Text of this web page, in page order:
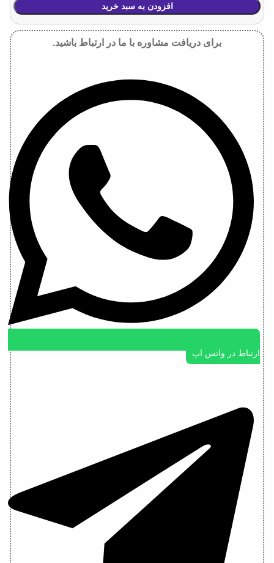
افزودن به سبد خرید
برای دریافت مشاوره با ما در ارتباط باشید.
ارتباط در واتس اپ